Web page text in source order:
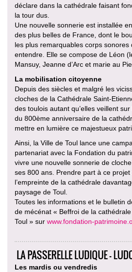
déclare dans la cathédrale faisant
la tour dus.
Une nouvelle sonnerie est installée
des plus belles de France, dont le
les plus remarquables corps sonores
entendre. Elle se compose de Léon
Mansuy, Jeanne d’Arc et marie au
La mobilisation citoyenne
Depuis des siècles et malgré les
cloches de la Cathédrale Saint-
des toulois autant qu’elles veillent
du 800ème anniversaire de la
mettre en lumière ce majestueux
Ainsi, la Ville de Toul lance une
partenariat avec la Fondation du
vivre une nouvelle sonnerie de
ses 800 ans. Prendre part à ce projet
l’empreinte de la cathédrale
paysage de Toul.
Toutes les informations et le bulletin
de mécénat « Beffroi de la
Toul » sur www.fondation-
LA PASSERELLE LUDIQUE -
Les mardis ou vendredis